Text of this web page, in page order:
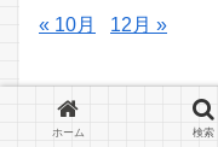
« 10月 12月 »
ホーム 検索